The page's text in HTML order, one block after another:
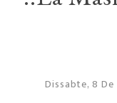
Dissabte, 8